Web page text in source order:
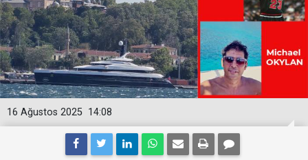
14:08
16 Ağustos 2025